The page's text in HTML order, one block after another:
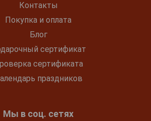
Контакты
Покупка и оплата
Блог
сертификат
сертификата
праздников
Мы в соц. сетях